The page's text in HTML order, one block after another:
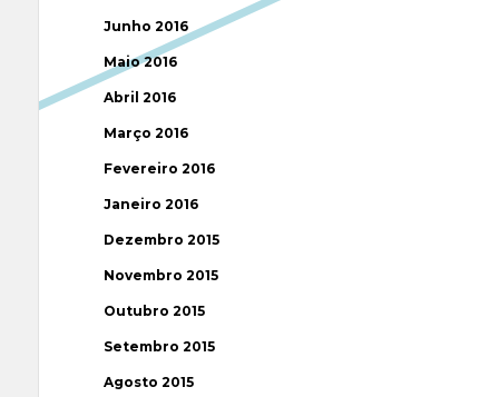
Junho 2016
Maio 2016
Abril 2016
Março 2016
Fevereiro 2016
Janeiro 2016
Dezembro 2015
Novembro 2015
Outubro 2015
Setembro 2015
Agosto 2015